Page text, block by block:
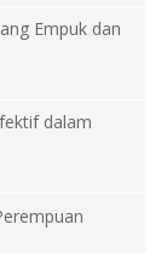
Empuk dan
dalam